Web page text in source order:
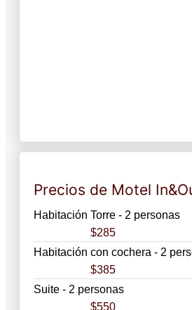
Precios de Motel
Habitación Torre - 2 personas
$285
Habitación con cochera - 2
$385
Suite - 2 personas
$550